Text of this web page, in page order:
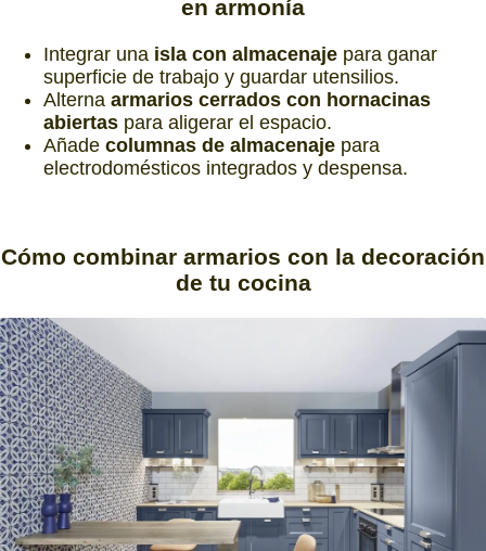
en armonía
Integrar una isla con almacenaje para ganar
superficie de trabajo y guardar utensilios.
Alterna armarios cerrados con hornacinas
abiertas para aligerar el espacio.
Añade columnas de almacenaje para
electrodomésticos integrados y despensa.
Cómo combinar armarios con la decoración
de tu cocina